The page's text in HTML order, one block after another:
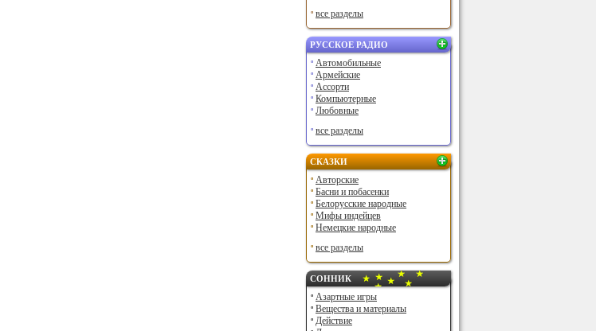
все разделы
РУССКОЕ РАДИО
Автомобильные
Армейские
Ассорти
Компьютерные
Любовные
все разделы
СКАЗКИ
Авторские
Басни и побасенки
Белорусские народные
Мифы индейцев
Немецкие народные
все разделы
СОННИК
Азартные игры
Вещества и материалы
Действие